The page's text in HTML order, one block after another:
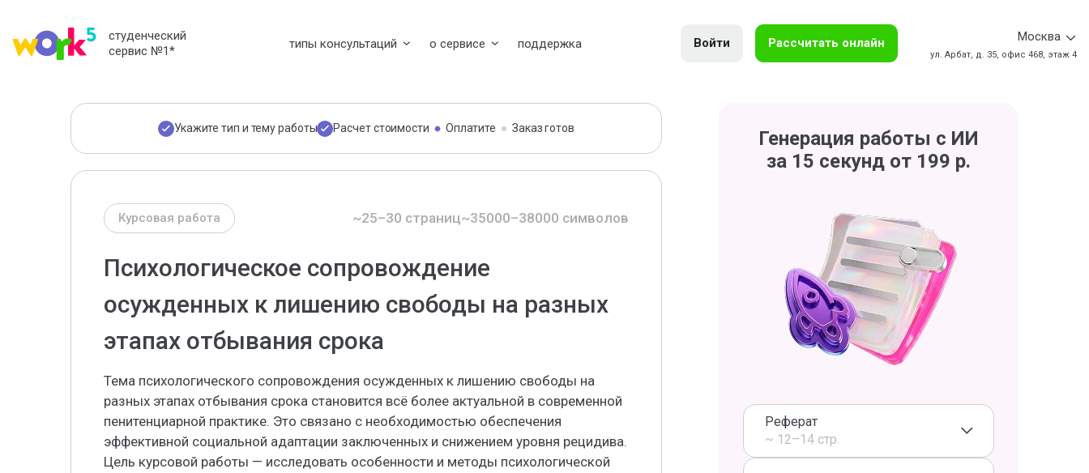
студенческий
сервис №1* типы консультаций о сервисе поддержка Войти Рассчитать онлайн Москва
ул. Арбат, д. 35, офис 468, этаж 4
Укажите тип и тему работы Расчет стоимости Оплатите Заказ готов
Курсовая работа ~25–30 страниц~35000–38000 символов
Психологическое сопровождение
осужденных к лишению свободы на разных
этапах отбывания срока
Тема психологического сопровождения осужденных к лишению свободы на
разных этапах отбывания срока становится всё более актуальной в современной
пенитенциарной практике. Это связано с необходимостью обеспечения
эффективной социальной адаптации заключенных и снижением уровня рецидива.
Цель курсовой работы — исследовать особенности и методы психологической
Генерация работы с ИИ
за 15 секунд от 199 р.
Реферат
~ 12–14 стр.